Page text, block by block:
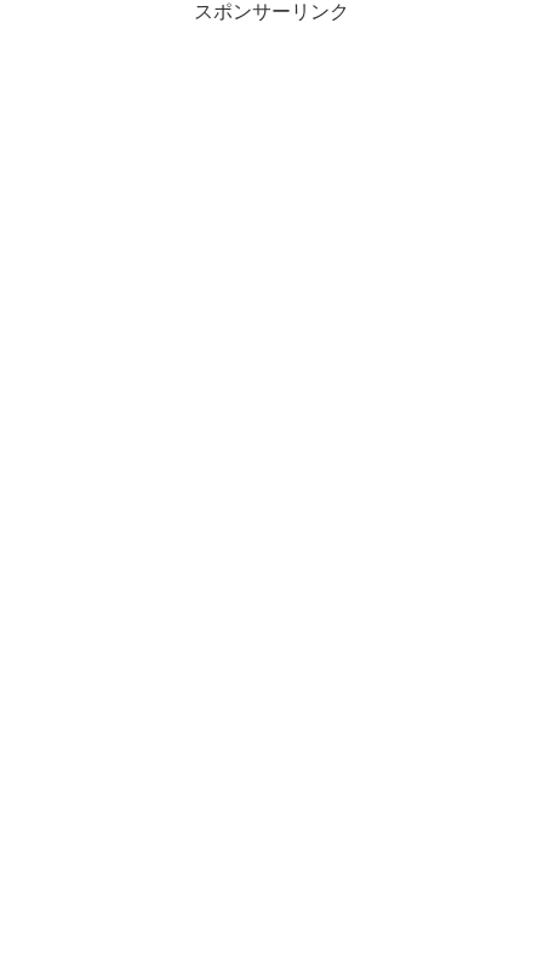
スポンサーリンク